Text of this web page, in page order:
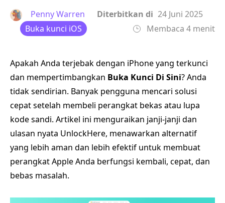
Penny Warren Diterbitkan di 24 Juni 2025
Buka kunci iOS
Membaca 4 menit
Apakah Anda terjebak dengan iPhone yang terkunci
dan mempertimbangkan Buka Kunci Di Sini? Anda
tidak sendirian. Banyak pengguna mencari solusi
cepat setelah membeli perangkat bekas atau lupa
kode sandi. Artikel ini menguraikan janji-janji dan
ulasan nyata UnlockHere, menawarkan alternatif
yang lebih aman dan lebih efektif untuk membuat
perangkat Apple Anda berfungsi kembali, cepat, dan
bebas masalah.